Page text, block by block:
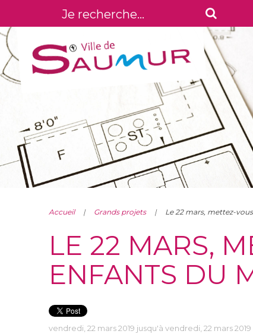
Accueil Grands projets Le 22 mars, mettez-
LE 22 MARS,
ENFANTS DU
vendredi, 22 mars 2019 jusqu'à vendredi, 22 mars 2019